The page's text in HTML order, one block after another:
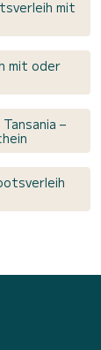
mit
mit oder
–